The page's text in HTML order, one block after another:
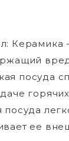
посуда
ее